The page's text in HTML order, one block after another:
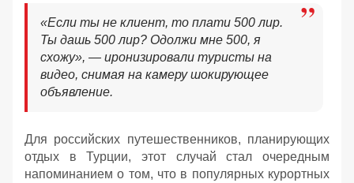
«Если ты не клиент, то плати 500 лир.
Ты дашь 500 лир? Одолжи мне 500, я
схожу», — иронизировали туристы на
видео, снимая на камеру шокирующее
объявление.
Для российских путешественников, планирующих
отдых в Турции, этот случай стал очередным
напоминанием о том, что в популярных курортных